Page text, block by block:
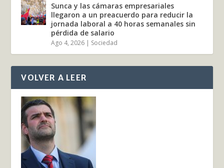
Sunca y las cámaras empresariales
llegaron a un preacuerdo para reducir la
jornada laboral a 40 horas semanales sin
pérdida de salario
Ago 4, 2026 | Sociedad
VOLVER A LEER